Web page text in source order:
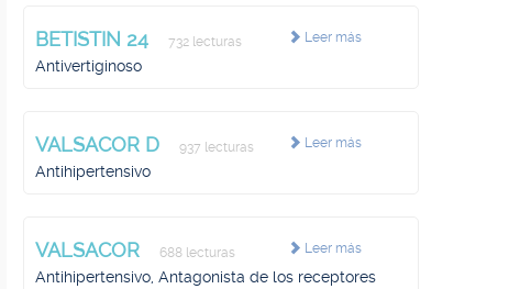
Leer más
BETISTIN 24 732 lecturas
Antivertiginoso
Leer más
VALSACOR D 937 lecturas
Antihipertensivo
Leer más
VALSACOR 688 lecturas
Antihipertensivo, Antagonista de los receptores